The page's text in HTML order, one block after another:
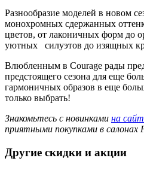
Разнообразие моделей в новом
монохромных сдержанных
цветов, от лаконичных форм до
уютных силуэтов до изящных
Влюбленным в Courage рады
предстоящего сезона для еще
гармоничных образов в еще
только выбрать!
Знакомьтесь с новинками на
приятными покупками в салонах
Другие скидки и акции